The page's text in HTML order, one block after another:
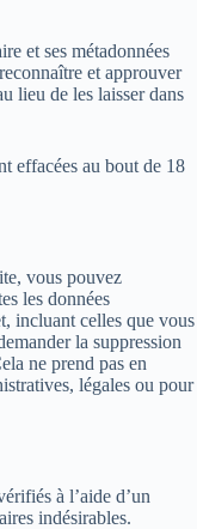
et ses métadonnées
et approuver
lieu de les laisser dans
effacées au bout de 18
vous pouvez
les données
incluant celles que vous
la suppression
ne prend pas en
légales ou pour
à l’aide d’un
indésirables.